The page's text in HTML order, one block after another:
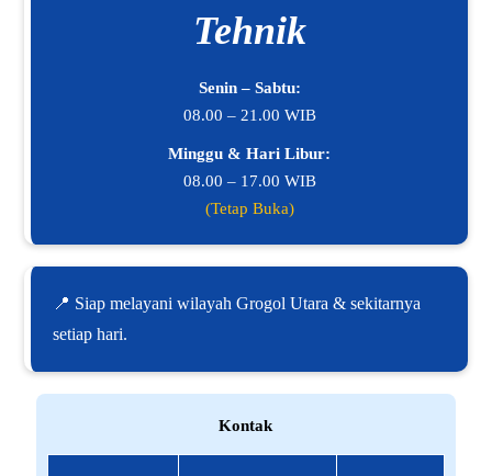
Tehnik
Senin – Sabtu:
08.00 – 21.00 WIB
Minggu & Hari Libur:
08.00 – 17.00 WIB
(Tetap Buka)
📍 Siap melayani wilayah Grogol Utara & sekitarnya
setiap hari.
Kontak